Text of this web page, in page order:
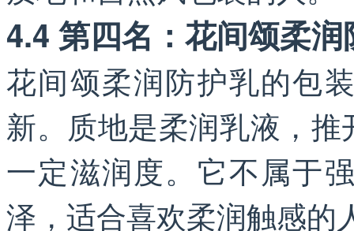
4.4 第四名：花间颂柔润
花间颂柔润防护乳的包
新。质地是柔润乳液，
一定滋润度。它不属于
泽，适合喜欢柔润触感的